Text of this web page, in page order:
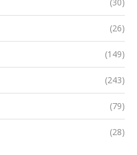
(26)
(149)
(243)
(79)
(28)